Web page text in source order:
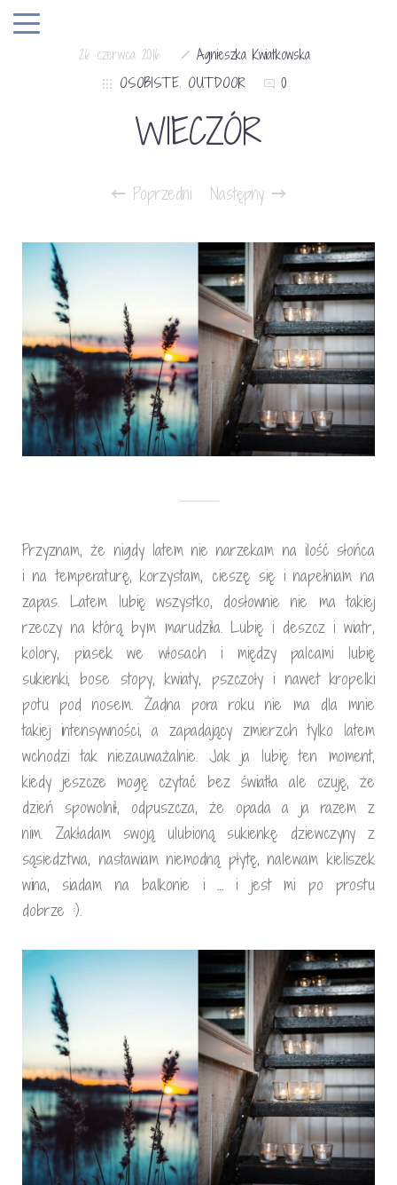
26 czerwca 2016
Agnieszka Kwiatkowska
OSOBISTE, OUTDOOR 0
WIECZÓR
Poprzedni Następny
Przyznam, że nigdy latem nie narzekam na ilość słońca
i na temperaturę, korzystam, cieszę się i napełniam na
zapas. Latem lubię wszystko, dosłownie nie ma takiej
rzeczy na którą bym marudziła. Lubię i deszcz i wiatr,
kolory, piasek we włosach i między palcami lubię
sukienki, bose stopy, kwiaty, pszczoły i nawet kropelki
potu pod nosem. Żadna pora roku nie ma dla mnie
takiej intensywności, a zapadający zmierzch tylko latem
wchodzi tak niezauważalnie. Jak ja lubię ten moment,
kiedy jeszcze mogę czytać bez światła ale czuję, że
dzień spowolnił, odpuszcza, że opada a ja razem z
nim. Zakładam swoją ulubioną sukienkę dziewczyny z
sąsiedztwa, nastawiam niemodną płytę, nalewam kieliszek
wina, siadam na balkonie i … i jest mi po prostu
dobrze :).